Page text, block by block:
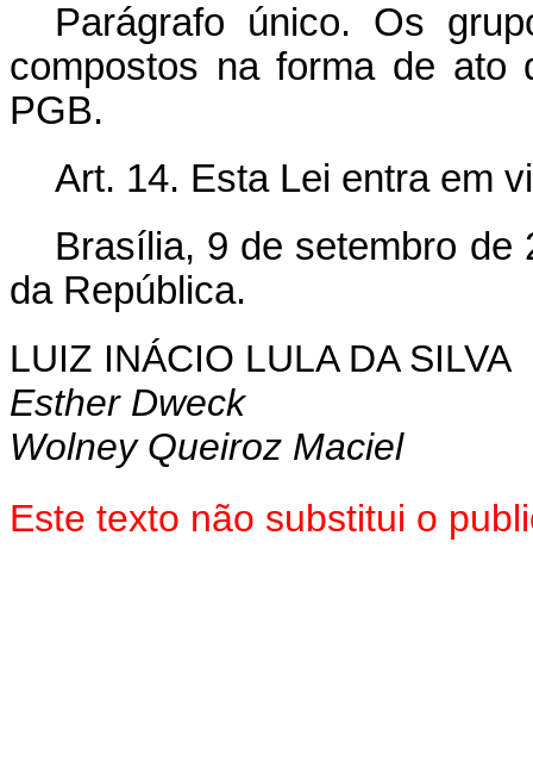
Parágrafo único. Os
compostos na forma de ato
PGB.
Art. 14. Esta Lei entra em
Brasília, 9 de setembro de
da República.
LUIZ INÁCIO LULA DA SILVA
Esther Dweck
Wolney Queiroz Maciel
Este texto não substitui o